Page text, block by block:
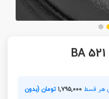
۱,۷۹۵,۰۰۰تومان (بدون